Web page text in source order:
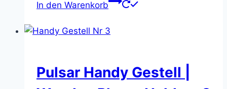
In den Warenkorb
Pulsar Handy Gestell |